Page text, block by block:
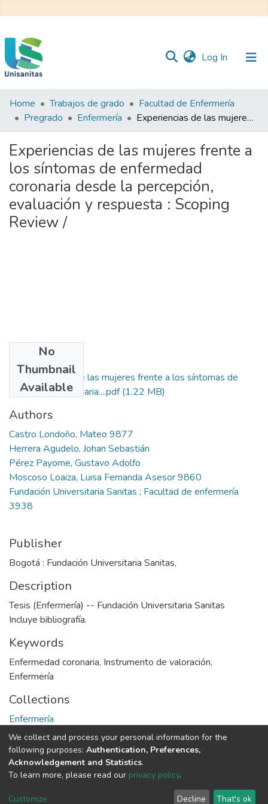
Log In (current)
Inicio
Web
Unisanitas
Home Trabajos de grado
Facultad de Enfermería
Pregrado
Enfermería Experiencias de las mujeres frente a los síntomas de enfermedad coronaria desde la percepción, evaluación y respuesta : Scoping Review /
Experiencias de las mujeres frente a
los síntomas de enfermedad
coronaria desde la percepción,
evaluación y respuesta : Scoping
Review /
No
Thumbnail
Available
Experiencias de las mujeres frente a los síntomas de
enfermedad coronaria....pdf(1.22 MB)
Authors
Castro Londoño, Mateo 9877
Herrera Agudelo, Johan Sebastián
Pérez Payome, Gustavo Adolfo
Moscoso Loaiza, Luisa Fernanda Asesor 9860
Fundación Universitaria Sanitas ; Facultad de enfermería
3938
Publisher
Bogotá : Fundación Universitaria Sanitas,
Description
Tesis (Enfermería) -- Fundación Universitaria Sanitas
Incluye bibliografía.
Keywords
Enfermedad coronaria, Instrumento de valoración,
Enfermería
Collections
Enfermería
Full item page
DSpace software copyright © 2002-2026
Cookie
End User
Send
We collect and process your personal information for the
following purposes: Authentication, Preferences,
Acknowledgement and Statistics.
To learn more, please read our privacy policy.
Customize Decline That's ok